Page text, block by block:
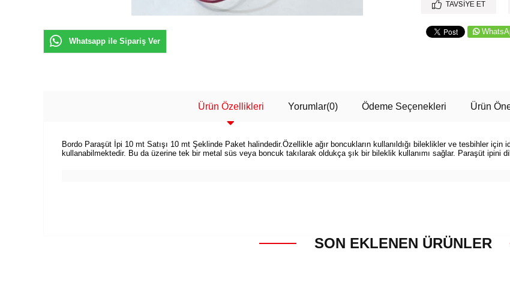
Whatsapp ile Sipariş Ver
TAVSIYE ET
Ürün Özellikleri Yorumlar(0) Ödeme Seçenekleri Ürün
Bordo Paraşüt İpi 10 mt Satışı 10 mt Şeklinde Paket halindedir.Özellikle ağır boncukların kullanıldığı bileklikler ve tesbihler
kullanabilmektedir. Bu da üzerine tek bir metal süs veya boncuk takılarak oldukça şık bir bileklik kullanımı sağlar. Paraşüt ipini
SON EKLENEN ÜRÜNLER